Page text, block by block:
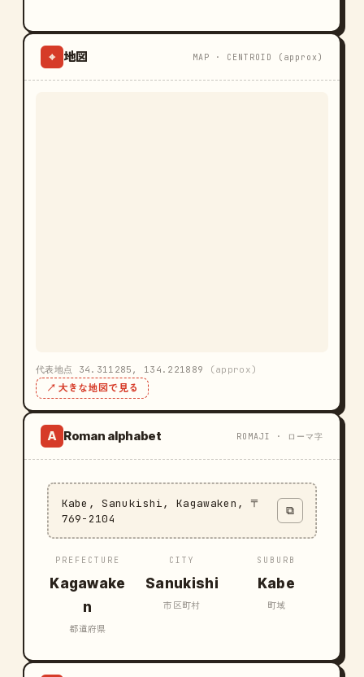
⌖ 地図 MAP · CENTROID (approx)
代表地点 34.311285, 134.221889 (approx)
↗ 大きな地図で見る
A Roman alphabet ROMAJI · ローマ字
Kabe, Sanukishi, Kagawaken, 〒
769-2104
⧉
PREFECTURE
Kagawake
n
都道府県
CITY
Sanukishi
市区町村
SUBURB
Kabe
町域